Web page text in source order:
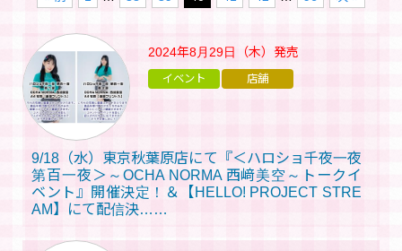
2024年8月29日（木） 発売
9/18（水）東京秋葉原店にて『＜ハロショ千夜一夜
第百一夜＞～OCHA NORMA 西﨑美空～トークイ
ベント』開催決定！＆【HELLO! PROJECT STRE
AM】にて配信決……
イベント 店舗